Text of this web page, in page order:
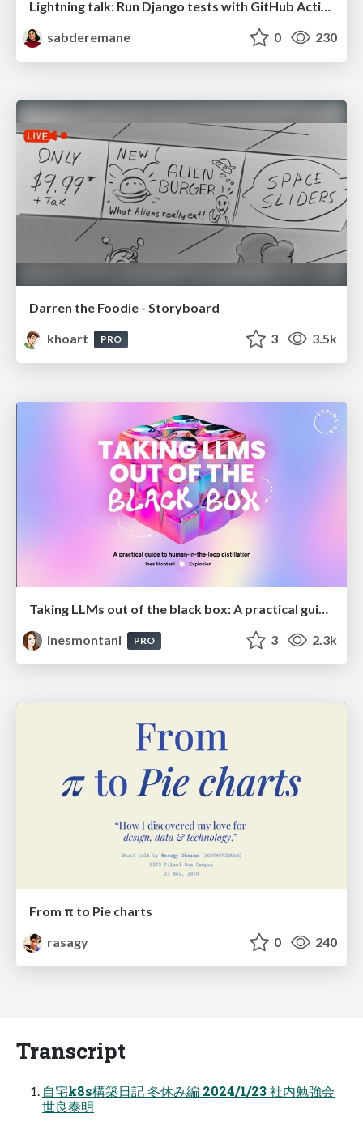
sabderemane
0 230
Darren the Foodie - Storyboard
khoart
PRO 3 3.5k
Taking LLMs out of the black box: A practical guide to human-in-the-loop distillation
inesmontani
PRO 3 2.3k
From π to Pie charts
rasagy
0 240
Transcript
自宅k8s構築日記 冬休み編 2024/1/23 社内勉強会
世良泰明